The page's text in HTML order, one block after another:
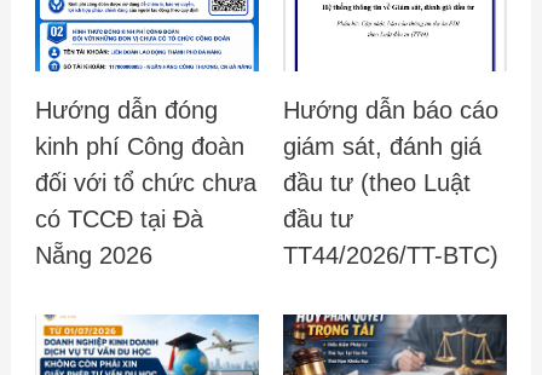
Hướng dẫn đóng
kinh phí Công đoàn
đối với tổ chức chưa
có TCCĐ tại Đà
Nẵng 2026
Hướng dẫn báo cáo
giám sát, đánh giá
đầu tư (theo Luật
đầu tư
TT44/2026/TT-BTC)